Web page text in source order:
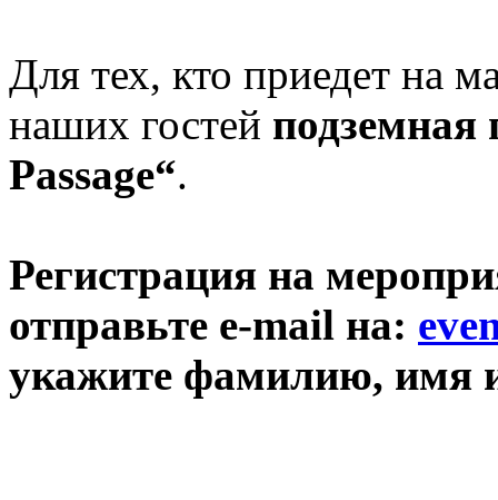
Для тех, кто приедет на
наших гостей подземная
Passage“.
Регистрация на
отправьте e-mail на:
укажите фамилию, имя